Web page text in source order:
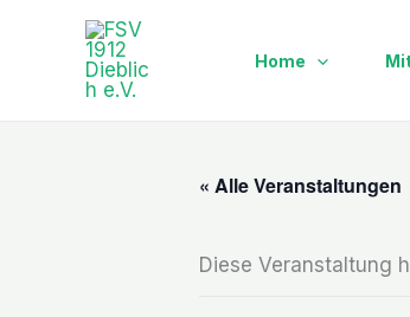
Home
« Alle Veranstaltungen
Diese Veranstaltung